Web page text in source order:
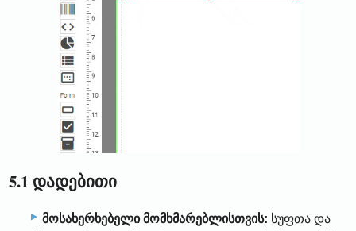
5.1 დადებითი
მოსახერხებელი მომხმარებლისთვის: სუფთა და